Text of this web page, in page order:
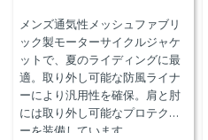
メンズ通気性メッシュファブリ
ック製モーターサイクルジャケ
ットで、夏のライディングに最
適。取り外し可能な防風ライナ
ーにより汎用性を確保。肩と肘
には取り外し可能なプロテクタ
ーを装備しています。